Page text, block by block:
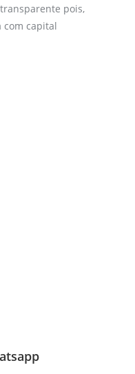
pois,
com capital